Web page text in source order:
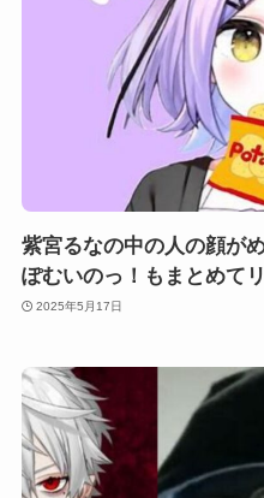
紫宮るなの中の人の顔が
ぽむいのっ！もまとめて
2025年5月17日